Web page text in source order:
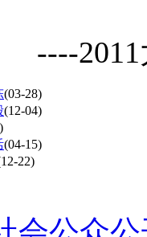
----
(03-28)
(12-04)
(04-15)
22)